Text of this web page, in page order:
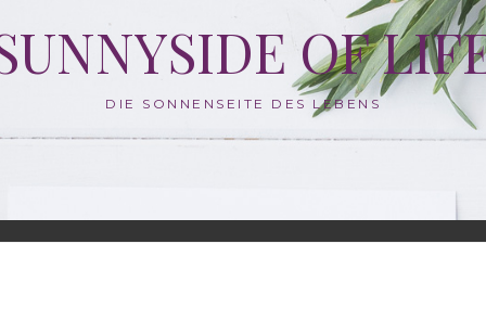
OF
DIE SONNENSEITE DES LEBENS